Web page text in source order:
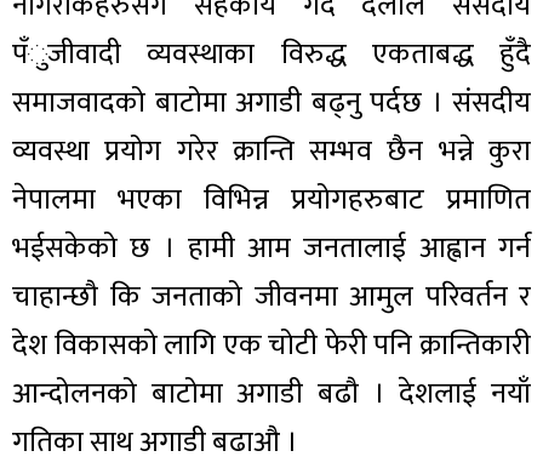
पँुजीवादी व्यवस्थाका विरुद्ध एकताबद्ध हुँदै
समाजवादको बाटोमा अगाडी बढ्नु पर्दछ । संसदीय
व्यवस्था प्रयोग गरेर क्रान्ति सम्भव छैन भन्ने कुरा
नेपालमा भएका विभिन्न प्रयोगहरुबाट प्रमाणित
भईसकेको छ । हामी आम जनतालाई आह्वान गर्न
चाहान्छौ कि जनताको जीवनमा आमुल परिवर्तन र
देश विकासको लागि एक चोटी फेरी पनि क्रान्तिकारी
आन्दोलनको बाटोमा अगाडी बढौ । देशलाई नयाँ
गतिका साथ अगाडी बढाऔ ।